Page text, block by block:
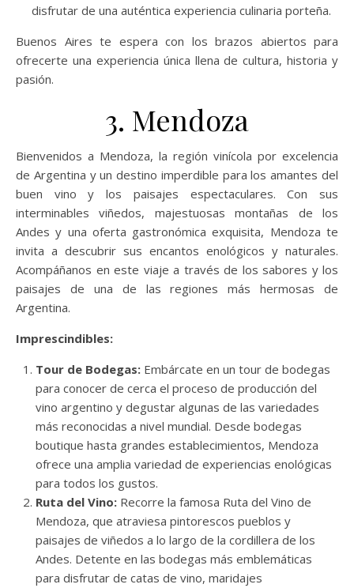
disfrutar de una auténtica experiencia culinaria porteña.
Buenos Aires te espera con los brazos abiertos para
ofrecerte una experiencia única llena de cultura, historia y
pasión.
3. Mendoza
Bienvenidos a Mendoza, la región vinícola por excelencia
de Argentina y un destino imperdible para los amantes del
buen vino y los paisajes espectaculares. Con sus
interminables viñedos, majestuosas montañas de los
Andes y una oferta gastronómica exquisita, Mendoza te
invita a descubrir sus encantos enológicos y naturales.
Acompáñanos en este viaje a través de los sabores y los
paisajes de una de las regiones más hermosas de
Argentina.
Imprescindibles:
Tour de Bodegas: Embárcate en un tour de bodegas
para conocer de cerca el proceso de producción del
vino argentino y degustar algunas de las variedades
más reconocidas a nivel mundial. Desde bodegas
boutique hasta grandes establecimientos, Mendoza
ofrece una amplia variedad de experiencias enológicas
para todos los gustos.
Ruta del Vino: Recorre la famosa Ruta del Vino de
Mendoza, que atraviesa pintorescos pueblos y
paisajes de viñedos a lo largo de la cordillera de los
Andes. Detente en las bodegas más emblemáticas
para disfrutar de catas de vino, maridajes